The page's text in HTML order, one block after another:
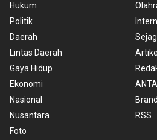
Hukum
Politik
Daerah
Lintas Daerah
Gaya Hidup
Ekonomi
Nasional
Nusantara
Foto
Artikel
RSS